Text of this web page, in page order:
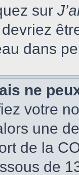
sur
dans
ne
votre
une
de la
de